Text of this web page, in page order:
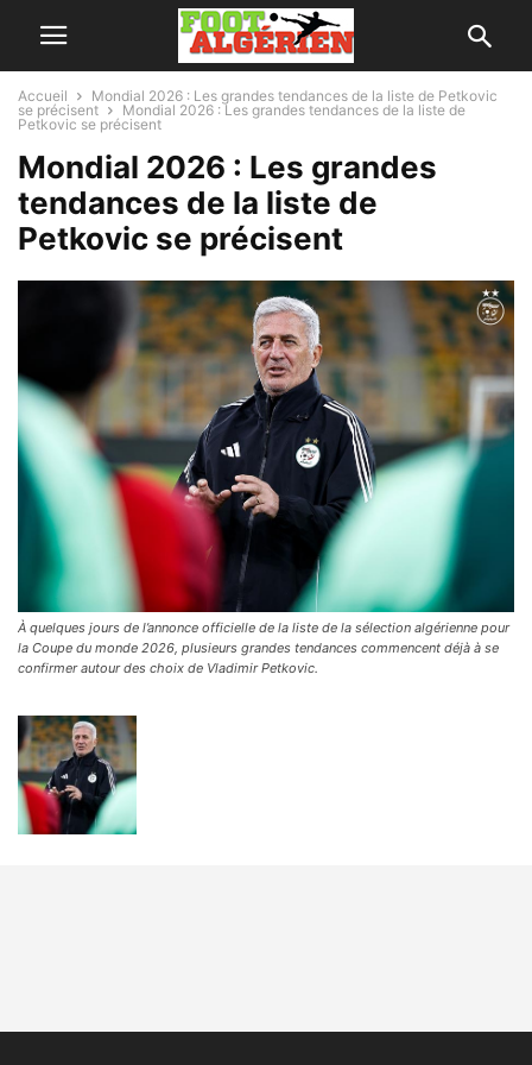
Accueil
Mondial 2026 : Les grandes tendances de la liste de Petkovic
se précisent
Mondial 2026 : Les grandes tendances de la liste de
Petkovic se précisent
Mondial 2026 : Les grandes
tendances de la liste de
Petkovic se précisent
À quelques jours de l’annonce officielle de la liste de la sélection algérienne pour
la Coupe du monde 2026, plusieurs grandes tendances commencent déjà à se
confirmer autour des choix de Vladimir Petkovic.